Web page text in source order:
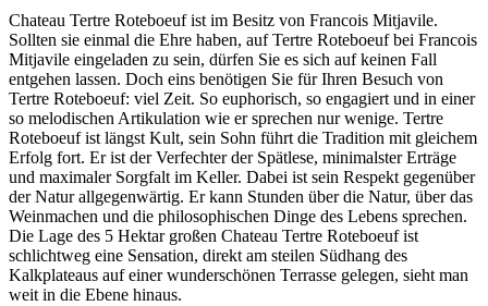
Chateau Tertre Roteboeuf ist im Besitz von Francois Mitjavile.
Sollten sie einmal die Ehre haben, auf Tertre Roteboeuf bei Francois
Mitjavile eingeladen zu sein, dürfen Sie es sich auf keinen Fall
entgehen lassen. Doch eins benötigen Sie für Ihren Besuch von
Tertre Roteboeuf: viel Zeit. So euphorisch, so engagiert und in einer
so melodischen Artikulation wie er sprechen nur wenige. Tertre
Roteboeuf ist längst Kult, sein Sohn führt die Tradition mit gleichem
Erfolg fort. Er ist der Verfechter der Spätlese, minimalster Erträge
und maximaler Sorgfalt im Keller. Dabei ist sein Respekt gegenüber
der Natur allgegenwärtig. Er kann Stunden über die Natur, über das
Weinmachen und die philosophischen Dinge des Lebens sprechen.
Die Lage des 5 Hektar großen Chateau Tertre Roteboeuf ist
schlichtweg eine Sensation, direkt am steilen Südhang des
Kalkplateaus auf einer wunderschönen Terrasse gelegen, sieht man
weit in die Ebene hinaus.